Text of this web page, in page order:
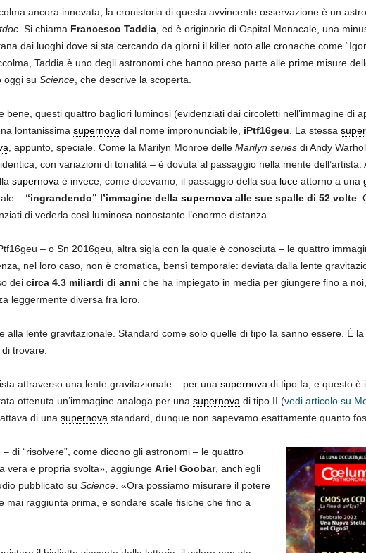
ancora innevata, la cronistoria di questa avvincente osservazione è un
. Si chiama Francesco Taddia, ed è originario di Ospital Monacale, una
dai luoghi dove si sta cercando da giorni il killer noto alle cronache come
Taddia è uno degli astronomi che hanno preso parte alle prime misure
oggi su Science, che descrive la scoperta.
bene, questi quattro bagliori luminosi (evidenziati dai circoletti nell’immagine di
lontanissima supernova dal nome impronunciabile, iPtf16geu . La stessa
, appunto, speciale. Come la Marilyn Monroe delle Marilyn seriesdi Andy
con variazioni di tonalità – è dovuta al passaggio nella mente dell’artista.
supernova è invece, come dicevamo, il passaggio della sua luceattorno a una
– “ingrandendo” l’immagine della supernovaalle sue spalle di 52 volte.
di vederla così luminosa nonostante l’enorme distanza.
– o Sn 2016geu, altra sigla con la quale è conosciuta – le quattro
nel loro caso, non è cromatica, bensì temporale: deviata dalla lente
dei circa 4.3 miliardi di anni che ha impiegato in media per giungere fino a
leggermente diversa fra loro.
alla lente gravitazionale. Standard come solo quelle di tipo Ia sanno essere. È la
trovare.
attraverso una lente gravitazionale – per una supernova di tipo Ia, e questo è
ottenuta un’immagine analoga per una supernova di tipo II (vedi articolo su
di una supernova standard, dunque non sapevamo esattamente quanto
di “risolvere”, come dicono gli astronomi – le quattro
vera e propria svolta», aggiunge Ariel Goobar, anch’egli
pubblicato su Science. «Ora possiamo misurare il potere
mai raggiunta prima, e sondare scale fisiche che fino a